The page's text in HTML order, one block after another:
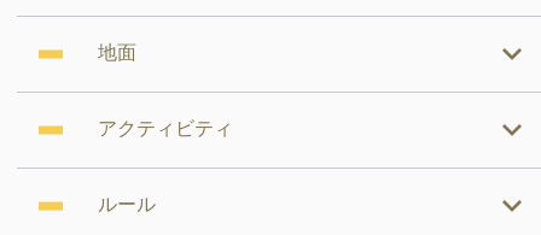
地面
アクティビティ
ルール